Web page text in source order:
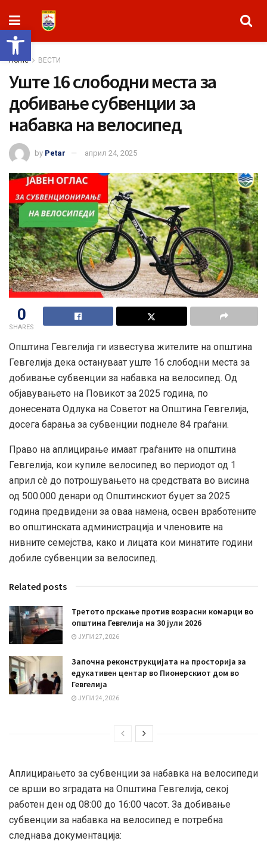
Open toolbar
Home ВЕСТИ
Уште 16 слободни места за
добивање субвенции за
набавка на велосипед
by Petar април 24, 2025
0
SHARES
Oпштина Гевгелија ги известува жителите на општина
Гевгелија дека остануваат уште 16 слободни места за
добивање субвенции за набавка на велосипед. Од
објавувањето на Повикот за 2025 година, по
донесената Одлука на Советот на Општина Гевгелија,
досега барања за субвенции поднеле 84 граѓани.
Право на аплицирање имаат граѓаните на општина
Гевгелија, кои купиле велосипед во периодот од 1
април сè до потрошувањето на средствата во висина
од 500.000 денари од Општинскиот буџет за 2025
година предвидени за оваа намена, освен вработените
во општинската администрација и членовите на
нивните семејства, како и лицата кои минатите години
добиле субвенции за велосипед.
Related posts
Третото прскање против возрасни комарци во
општина Гевгелија на 30 јули 2026
ЈУЛИ 27, 2026
Започна реконструкцијата на просторија за
едукативен центар во Пионерскиот дом во
Гевгелија
ЈУЛИ 24, 2026
Аплицирањето за субвенции за набавка на велосипеди
се врши во зградата на Општина Гевгелија, секој
работен ден од 08:00 до 16:00 часот. За добивање
субвенции за набавка на велосипед е потребна
следнава документација: